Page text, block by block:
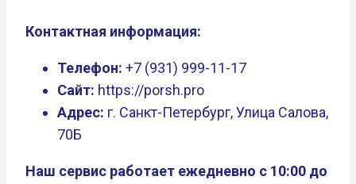
Контактная информация:
Телефон: +7 (931) 999-11-17
Сайт: https://porsh.pro
Адрес: г. Санкт-Петербург, Улица Салова,
70Б
Наш сервис работает ежедневно с 10:00 до